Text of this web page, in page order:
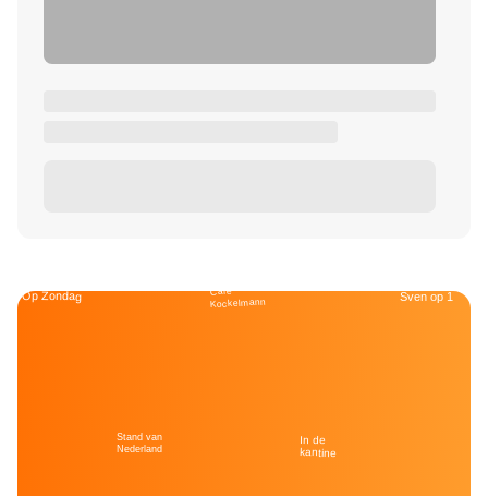
Op Zondag
Stand van
Nederland
Café
Kockelmann
In de
kantine
Sven op 1